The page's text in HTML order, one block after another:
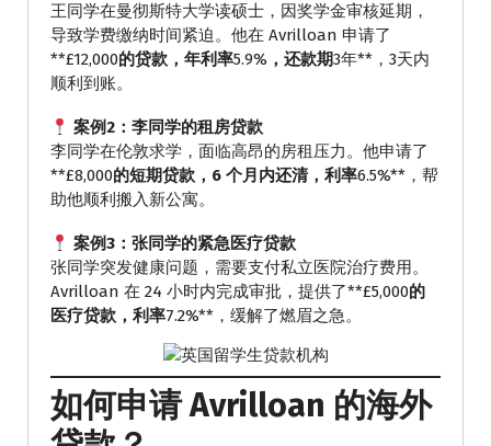
王同学在曼彻斯特大学读硕士，因奖学金审核延期，
导致学费缴纳时间紧迫。他在 Avrilloan 申请了
**£12,000的贷款，年利率5.9% ，还款期3年**，3天内
顺利到账。
案例2：李同学的租房贷款
李同学在伦敦求学，面临高昂的房租压力。他申请了
**£8,000的短期贷款，6 个月内还清，利率6.5%**，帮
助他顺利搬入新公寓。
案例3：张同学的紧急医疗贷款
张同学突发健康问题，需要支付私立医院治疗费用。
Avrilloan 在 24 小时内完成审批，提供了**£5,000的
医疗贷款，利率7.2%**，缓解了燃眉之急。
如何申请 Avrilloan 的海外